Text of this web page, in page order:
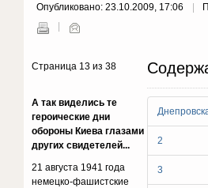
Опубликовано: 23.10.2009, 17:06
2
3
Страница 13 из 38
А так виделись те
героические дни
обороны Киева глазами
других свидетелей...
21 августа 1941 года
немецко-фашистские